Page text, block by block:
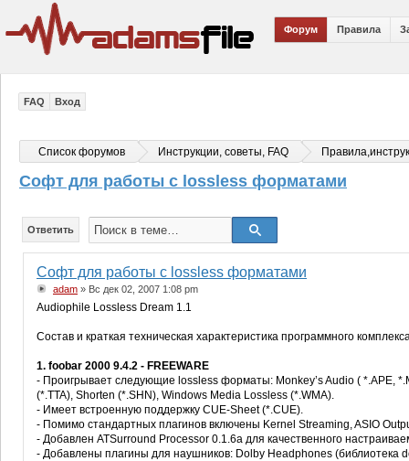
Форум Правила
FAQ Вход
Список форумов Инструкции, советы, FAQ
Софт для работы с lossless форматами
Ответить
Софт для работы с lossless форматами
adam » Вс дек 02, 2007 1:08 pm
Audiophile Lossless Dream 1.1
Состав и краткая техническая характеристика программного
1. foobar 2000 9.4.2 - FREEWARE
- Проигрывает следующие lossless форматы: Monkey’s Audio ( *.APE,
(*.TTA), Shorten (*.SHN), Windows Media Lossless (*.WMA).
- Имеет встроенную поддержку CUE-Sheet (*.CUE).
- Помимо стандартных плагинов включены Kernel Streaming, ASIO
- Добавлен ATSurround Processor 0.1.6а для качественного
- Добавлены плагины для наушников: Dolby Headphones (библиотека